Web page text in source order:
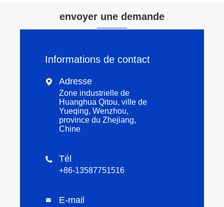
envoyer une demande
Informations de contact
 Adresse
Zone industrielle de
Huanghua Qitou, ville de
Yueqing, Wenzhou,
province du Zhejiang,
Chine
 Tél
+86-13587751516
 E-mail